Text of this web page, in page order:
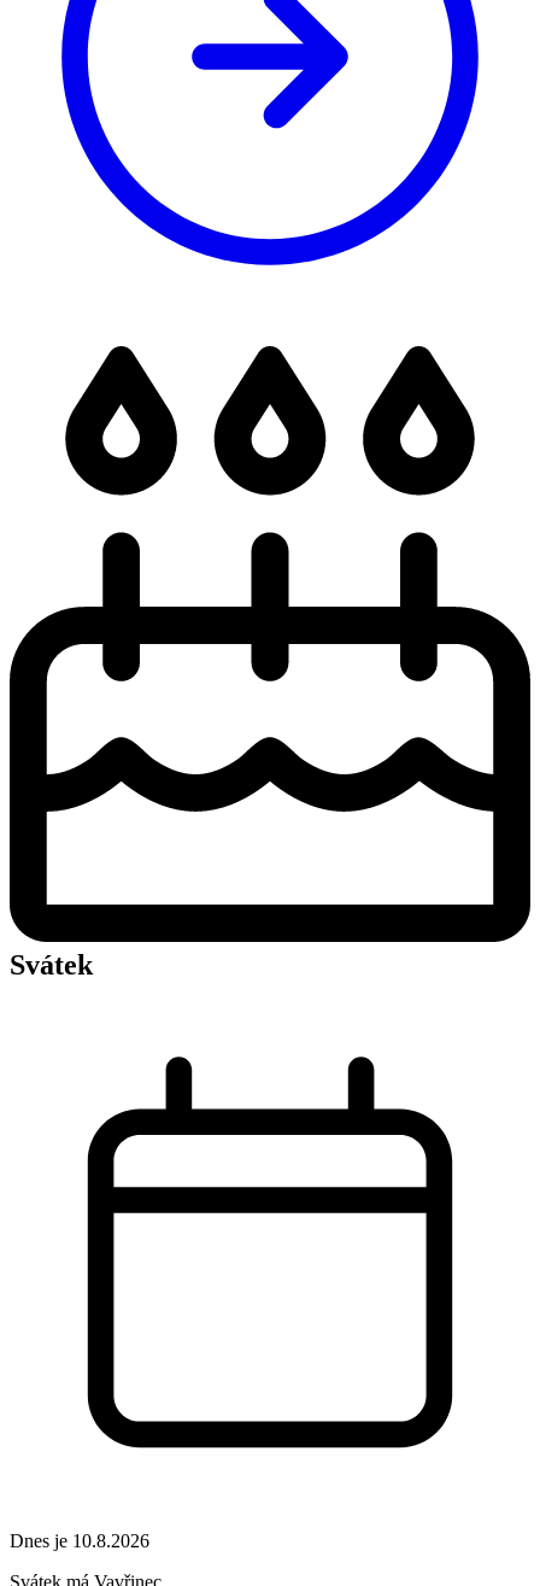
Svátek
Dnes je 10.8.2026